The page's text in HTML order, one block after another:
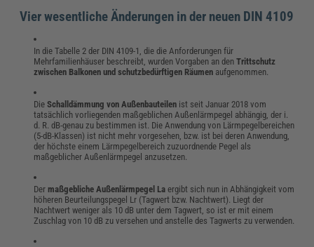
Vier wesentliche Änderungen in der neuen DIN 4109
In die Tabelle 2 der DIN 4109-1, die die Anforderungen für
Mehrfamilienhäuser beschreibt, wurden Vorgaben an denTrittschutz
zwischen Balkonen und schutzbedürftigen Räumen aufgenommen.
DieSchalldämmung von Außenbauteilen ist seit Januar 2018 vom
tatsächlich vorliegenden maßgeblichen Außenlärmpegel abhängig, der i.
d. R. dB-genau zu bestimmen ist. Die Anwendung von Lärmpegelbereichen
(5-dB-Klassen) ist nicht mehr vorgesehen, bzw. ist bei deren Anwendung,
der höchste einem Lärmpegelbereich zuzuordnende Pegel als
maßgeblicher Außenlärmpegel anzusetzen.
Der maßgebliche Außenlärmpegel La ergibt sich nun in Abhängigkeit vom
höheren Beurteilungspegel Lr (Tagwert bzw. Nachtwert). Liegt der
Nachtwert weniger als 10 dB unter dem Tagwert, so ist er mit einem
Zuschlag von 10 dB zu versehen und anstelle des Tagwerts zu verwenden.